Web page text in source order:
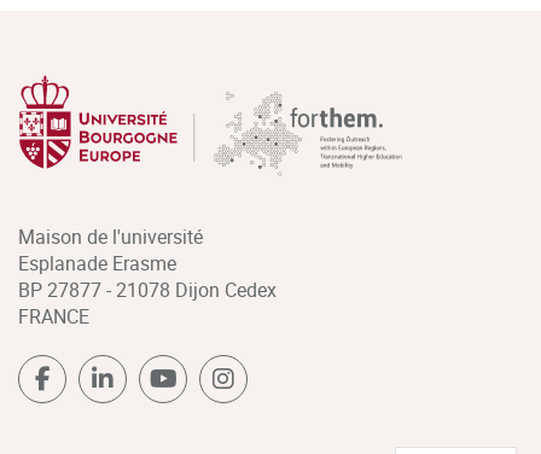
Maison de l'université
Esplanade Erasme
BP 27877 - 21078 Dijon Cedex
FRANCE